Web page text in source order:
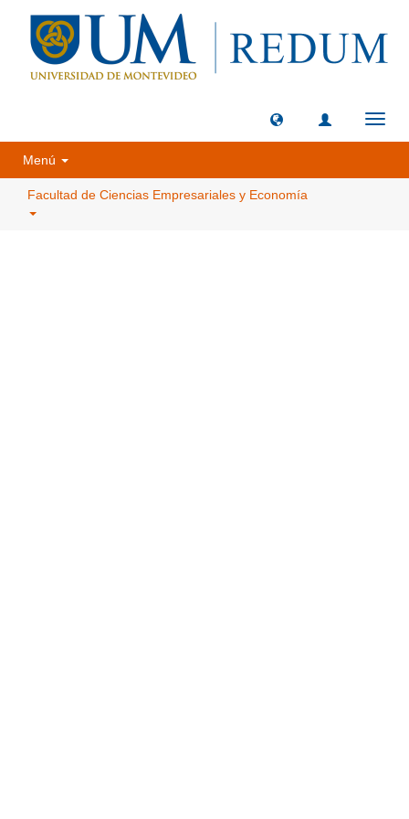
Menú
Facultad de Ciencias Empresariales y Economía